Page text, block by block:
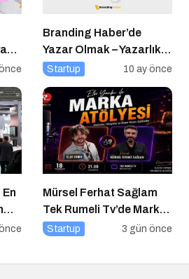
Branding Haber’de
Yazar Olmak – Yazarlık
Başvurusu Başladı!
Startup 10 ay önce
Mürsel Ferhat Sağlam
Tek Rumeli Tv’de Marka
Atölyesi Programına
Startup 3 gün önce